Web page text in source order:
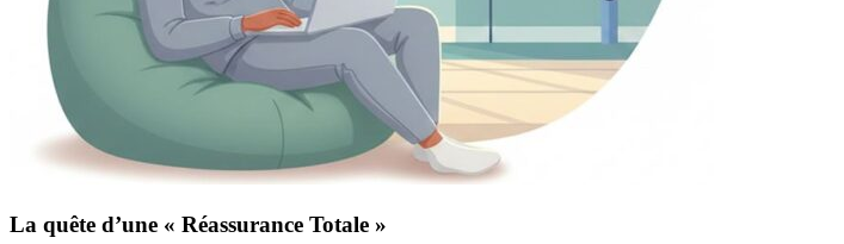
La quête d’une « Réassurance Totale »